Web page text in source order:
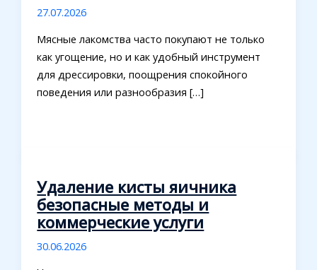
27.07.2026
Мясные лакомства часто покупают не только
как угощение, но и как удобный инструмент
для дрессировки, поощрения спокойного
поведения или разнообразия […]
Удаление кисты яичника
безопасные методы и
коммерческие услуги
30.06.2026